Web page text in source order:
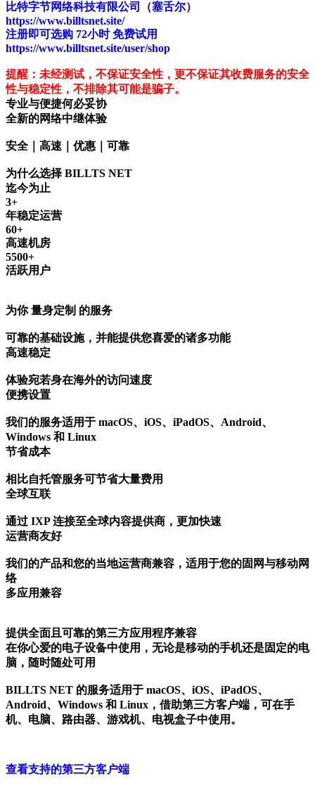
比特字节网络科技有限公司（塞舌尔）
https://www.billtsnet.site/
注册即可选购 72小时 免费试用
https://www.billtsnet.site/user/shop
提醒：未经测试，不保证安全性，更不保证其收费服务的安全
性与稳定性，不排除其可能是骗子。
专业与便捷何必妥协
全新的网络中继体验
安全｜高速｜优惠｜可靠
为什么选择 BILLTS NET
迄今为止
3+
年稳定运营
60+
高速机房
5500+
活跃用户
为你 量身定制 的服务
可靠的基础设施，并能提供您喜爱的诸多功能
高速稳定
体验宛若身在海外的访问速度
便携设置
我们的服务适用于 macOS、iOS、iPadOS、Android、
Windows 和 Linux
节省成本
相比自托管服务可节省大量费用
全球互联
通过 IXP 连接至全球内容提供商，更加快速
运营商友好
我们的产品和您的当地运营商兼容，适用于您的固网与移动网
络
多应用兼容
提供全面且可靠的第三方应用程序兼容
在你心爱的电子设备中使用，无论是移动的手机还是固定的电
脑，随时随处可用
BILLTS NET 的服务适用于 macOS、iOS、iPadOS、
Android、Windows 和 Linux，借助第三方客户端，可在手
机、电脑、路由器、游戏机、电视盒子中使用。
查看支持的第三方客户端